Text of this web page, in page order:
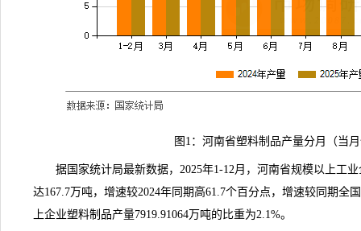
图1：河南省塑料制品产量分月（当
据国家统计局最新数据，2025年1-12月，河南省规模以上工
达167.7万吨，增速较2024年同期高61.7个百分点，增速较同期全
上企业塑料制品产量7919.91064万吨的比重为2.1%。